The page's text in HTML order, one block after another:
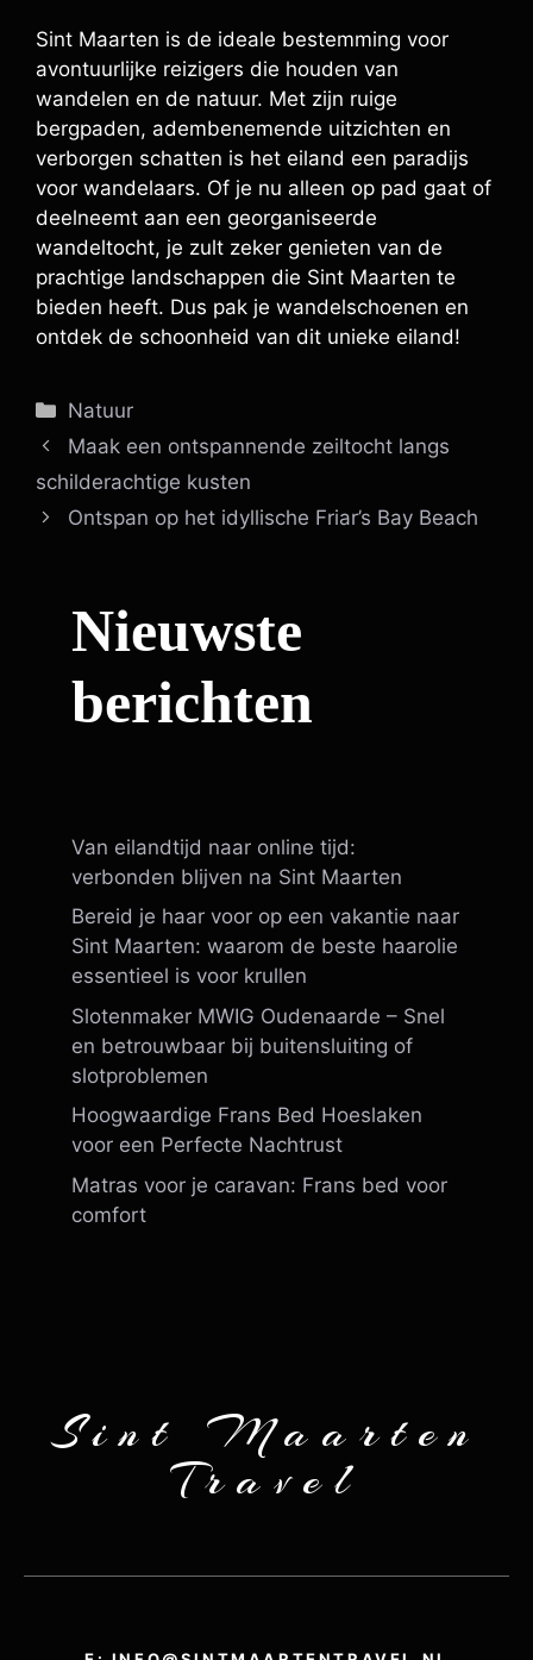
Sint Maarten is de ideale bestemming voor
avontuurlijke reizigers die houden van
wandelen en de natuur. Met zijn ruige
bergpaden, adembenemende uitzichten en
verborgen schatten is het eiland een paradijs
voor wandelaars. Of je nu alleen op pad gaat of
deelneemt aan een georganiseerde
wandeltocht, je zult zeker genieten van de
prachtige landschappen die Sint Maarten te
bieden heeft. Dus pak je wandelschoenen en
ontdek de schoonheid van dit unieke eiland!
Categorieën
Natuur
Maak een ontspannende zeiltocht langs
schilderachtige kusten
Ontspan op het idyllische Friar’s Bay Beach
Nieuwste
berichten
Van eilandtijd naar online tijd:
verbonden blijven na Sint Maarten
Bereid je haar voor op een vakantie naar
Sint Maarten: waarom de beste haarolie
essentieel is voor krullen
Slotenmaker MWIG Oudenaarde – Snel
en betrouwbaar bij buitensluiting of
slotproblemen
Hoogwaardige Frans Bed Hoeslaken
voor een Perfecte Nachtrust
Matras voor je caravan: Frans bed voor
comfort
Sint Maarten
Travel